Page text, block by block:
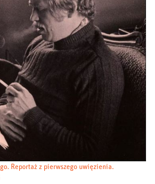
Reportaż z pierwszego uwięzienia.